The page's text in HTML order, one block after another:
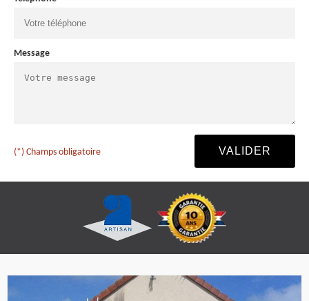
Message
(*) Champs obligatoire